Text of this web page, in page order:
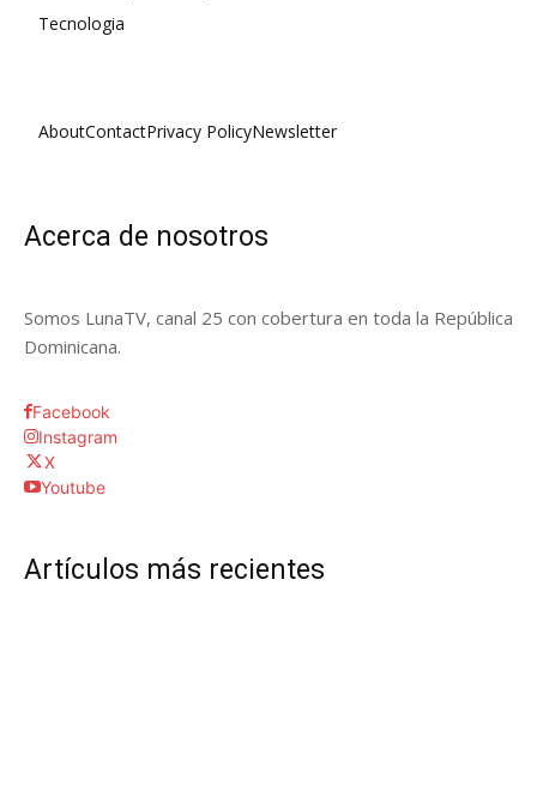
Tecnologia
AboutContactPrivacy PolicyNewsletter
Acerca de nosotros
Somos LunaTV, canal 25 con cobertura en toda la República
Dominicana.
Facebook
Instagram
X
Youtube
Artículos más recientes